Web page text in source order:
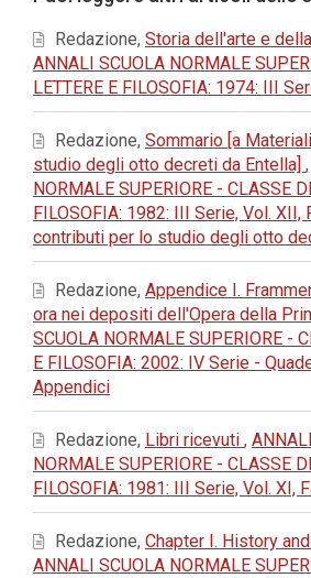
Redazione, Storia dell'arte e
ANNALI SCUOLA NORMALE
LETTERE E FILOSOFIA: 1974: III
Redazione, Sommario [a
studio degli otto decreti da Entella] ,
NORMALE SUPERIORE - CLASSE
FILOSOFIA: 1982: III Serie, Vol. XII,
contributi per lo studio degli otto
Redazione, Appendice I.
ora nei depositi dell'Opera della
SCUOLA NORMALE SUPERIORE -
E FILOSOFIA: 2002: IV Serie -
Appendici
Redazione, Libri ricevuti ,
NORMALE SUPERIORE - CLASSE
FILOSOFIA: 1981: III Serie, Vol. XI,
Redazione, Chapter I. History
ANNALI SCUOLA NORMALE